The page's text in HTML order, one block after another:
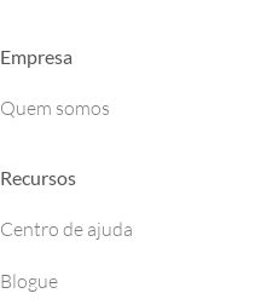
Empresa
Quem somos
Recursos
Centro de ajuda
Blogue